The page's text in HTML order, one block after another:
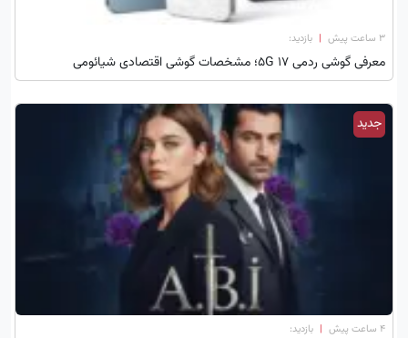
۳ ساعت پیش | بازدید:
معرفی گوشی ردمی 17 5G؛ مشخصات گوشی اقتصادی شیائومی
جدید
۴ ساعت پیش | بازدید: